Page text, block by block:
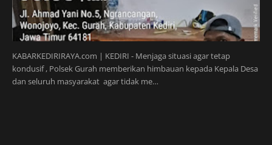
KABARKEDIRIRAYA.com | KEDIRI - Menjaga situasi agar tetap
kondusif , Polsek Gurah memberikan himbauan kepada Kepala Desa
dan seluruh masyarakat agar tidak me…